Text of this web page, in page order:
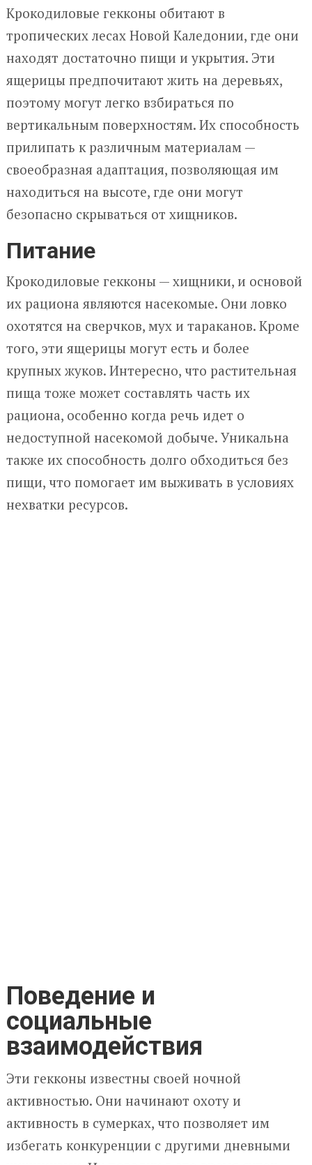
Крокодиловые гекконы обитают в
тропических лесах Новой Каледонии, где они
находят достаточно пищи и укрытия. Эти
ящерицы предпочитают жить на деревьях,
поэтому могут легко взбираться по
вертикальным поверхностям. Их способность
прилипать к различным материалам —
своеобразная адаптация, позволяющая им
находиться на высоте, где они могут
безопасно скрываться от хищников.
Питание
Крокодиловые гекконы — хищники, и основой
их рациона являются насекомые. Они ловко
охотятся на сверчков, мух и тараканов. Кроме
того, эти ящерицы могут есть и более
крупных жуков. Интересно, что растительная
пища тоже может составлять часть их
рациона, особенно когда речь идет о
недоступной насекомой добыче. Уникальна
также их способность долго обходиться без
пищи, что помогает им выживать в условиях
нехватки ресурсов.
Поведение и
социальные
взаимодействия
Эти гекконы известны своей ночной
активностью. Они начинают охоту и
активность в сумерках, что позволяет им
избегать конкуренции с другими дневными